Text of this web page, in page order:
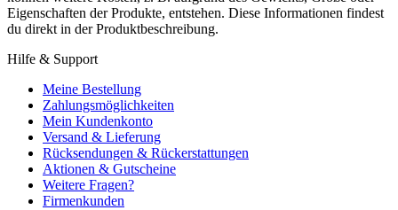
Eigenschaften der Produkte, entstehen. Diese Informationen findest
du direkt in der Produktbeschreibung.
Hilfe & Support
Meine Bestellung
Zahlungsmöglichkeiten
Mein Kundenkonto
Versand & Lieferung
Rücksendungen & Rückerstattungen
Aktionen & Gutscheine
Weitere Fragen?
Firmenkunden